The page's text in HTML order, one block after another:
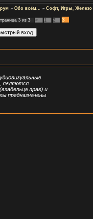
» Обо всём... » Софт, Игры, Железо
3 из 3 « 1 2 3
являются
прав) и
предназначены